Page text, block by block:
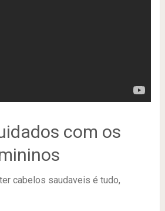
com os
cabelos saudaveis é tudo,